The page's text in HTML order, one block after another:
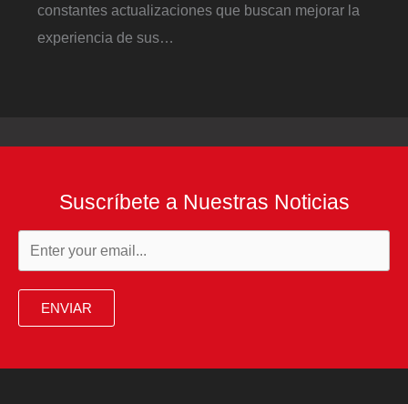
constantes actualizaciones que buscan mejorar la
experiencia de sus…
Suscríbete a Nuestras Noticias
ENVIAR